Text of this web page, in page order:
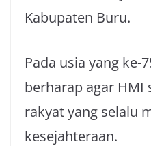
Kabupaten Buru.
Pada usia yang ke-
berharap agar HMI
rakyat yang selalu
kesejahteraan.